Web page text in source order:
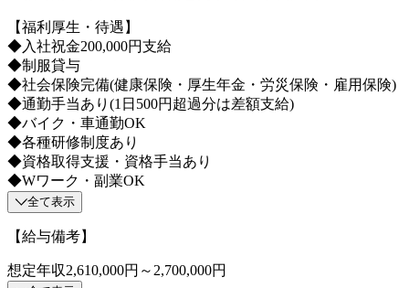
【福利厚生・待遇】
◆入社祝金200,000円支給
◆制服貸与
◆社会保険完備(健康保険・厚生年金・労災保険・雇用保険)
◆通勤手当あり(1日500円超過分は差額支給)
◆バイク・車通勤OK
◆各種研修制度あり
◆資格取得支援・資格手当あり
◆Wワーク・副業OK
全て表示
【給与備考】
想定年収2,610,000円～2,700,000円